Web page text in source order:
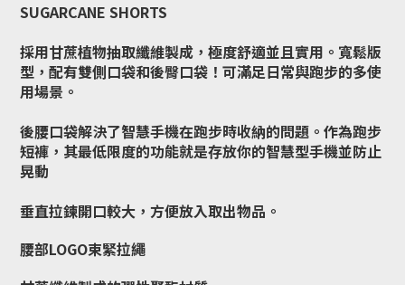
SUGARCANE SHORTS
採用甘蔗植物抽取纖維製成，極度舒適並且實用。寬鬆版
型，配有雙側口袋和後臀口袋！可滿足日常與跑步的多使
用場景。
後腰口袋解決了智慧手機在跑步時收納的問題。作為跑步
短褲，其最低限度的功能就是存放你的智慧型手機並防止
晃動
垂直拉鍊開口較大，方便放入取出物品。
腰部LOGO束緊拉繩